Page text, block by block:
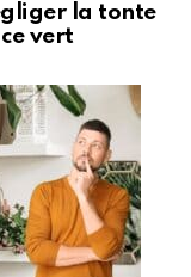
la tonte
vert